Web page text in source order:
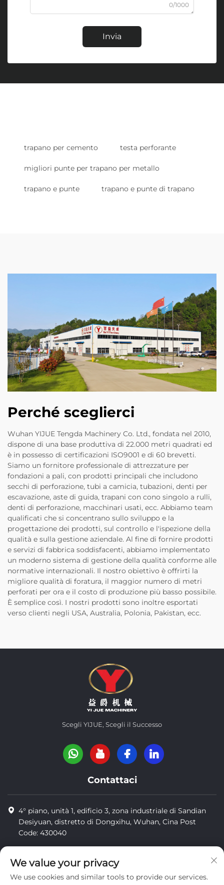
0/1000
Invia
trapano per cemento testa perforante
migliori punte per trapano per metallo
trapano e punte trapano e punte di trapano
Perché sceglierci
Wuhan YIJUE Tengda Machinery Co. Ltd., fondata nel 2010,
dispone di una base produttiva di 22.000 metri quadrati ed
è in possesso di certificazioni ISO9001 e di 60 brevetti.
Siamo un fornitore professionale di attrezzature per
fondazioni a pali, con prodotti principali che includono
secchi di perforazione, tubi a camicia, tubazioni, denti per
escavazione, aste di guida, trapani con cono singolo a rulli,
denti di perforazione, macchinari usati, ecc. Abbiamo team
qualificati che si concentrano sullo sviluppo e la
progettazione dei prodotti, sul controllo e l'ispezione della
qualità e sulla gestione aziendale. Al fine di fornire prodotti
e servizi di fabbrica soddisfacenti, abbiamo implementato
un moderno sistema di gestione della qualità conforme alle
normative internazionali. Il nostro obiettivo è offrirti la
migliore qualità di foratura, il maggior numero di metri
perforati per ora e il costo di produzione più basso possibile.
È semplice così. I nostri prodotti sono inoltre esportati
verso clienti negli USA, Australia, Polonia, Pakistan, ecc.
Scegli YIJUE, Scegli il Successo
Contattaci
4° piano, unità 1, edificio 3, zona industriale di Sandian
Desiyuan, distretto di Dongxihu, Wuhan, Cina Post
Code: 430040
8618971664820
[email protected]
We value your privacy
We use cookies and similar tools to provide our services.